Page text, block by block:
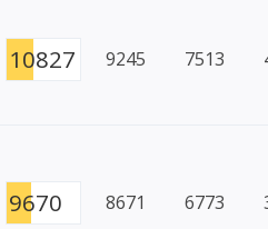
10827 9245 7513
9670 8671 6773